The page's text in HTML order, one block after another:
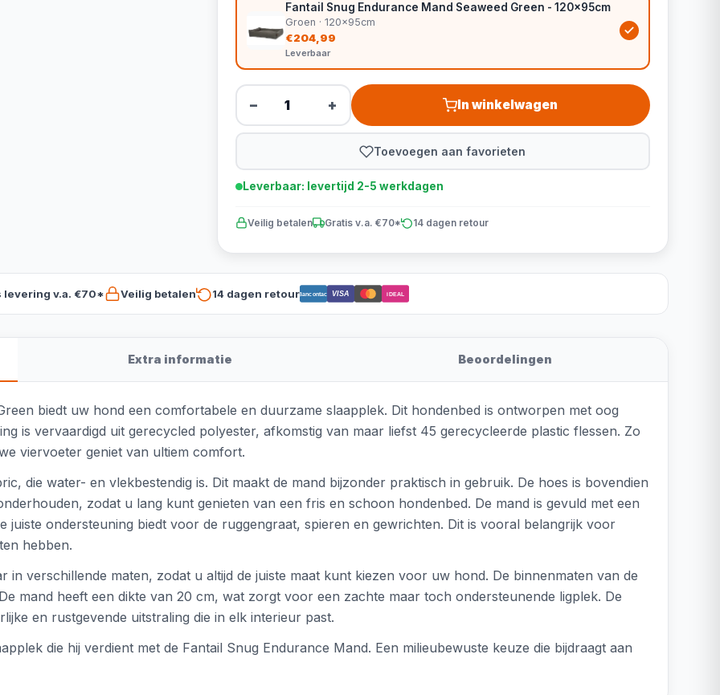
Fantail Snug Endurance Mand Seaweed Green - 120x95cm
Groen · 120x95cm
€204,99
Leverbaar
− + In winkelwagen
Toevoegen aan favorieten
Leverbaar: levertijd 2-5 werkdagen
Veilig betalen Gratis v.a. €70* 14 dagen retour
levering v.a. €70* Veilig betalen 14 dagen retourBancontact VISA iDEAL
Extra informatie Beoordelingen
biedt uw hond een comfortabele en duurzame slaapplek. Dit hondenbed is ontworpen met oog
is vervaardigd uit gerecycled polyester, afkomstig van maar liefst 45 gerecycleerde plastic flessen. Zo
viervoeter geniet van ultiem comfort.
die water- en vlekbestendig is. Dit maakt de mand bijzonder praktisch in gebruik. De hoes is bovendien
zodat u lang kunt genieten van een fris en schoon hondenbed. De mand is gevuld met een
juiste ondersteuning biedt voor de ruggengraat, spieren en gewrichten. Dit is vooral belangrijk voor
hebben.
in verschillende maten, zodat u altijd de juiste maat kunt kiezen voor uw hond. De binnenmaten van de
mand heeft een dikte van 20 cm, wat zorgt voor een zachte maar toch ondersteunende ligplek. De
en rustgevende uitstraling die in elk interieur past.
die hij verdient met de Fantail Snug Endurance Mand. Een milieubewuste keuze die bijdraagt aan